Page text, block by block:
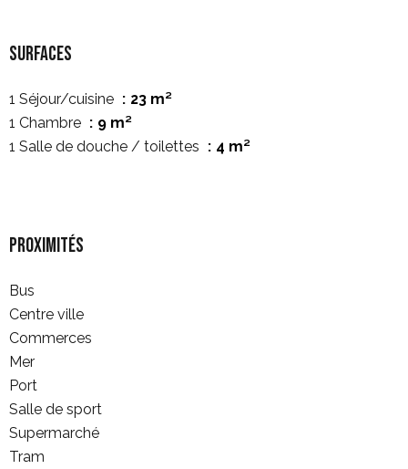
Surfaces
1 Séjour/cuisine
23 m²
1 Chambre
9 m²
1 Salle de douche / toilettes
4 m²
Proximités
Bus
Centre ville
Commerces
Mer
Port
Salle de sport
Supermarché
Tram